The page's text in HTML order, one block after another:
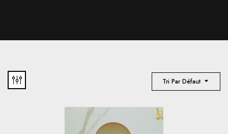
Tri Par Défaut